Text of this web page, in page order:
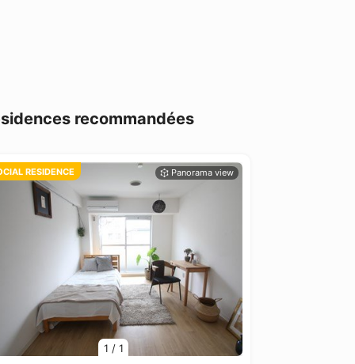
recommandées
1 / 1
RESIDENCE